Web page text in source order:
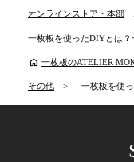
オンラインストア・本部
一枚板を使ったDIYとは
home 一枚板のATELIER
その他 一枚板を使